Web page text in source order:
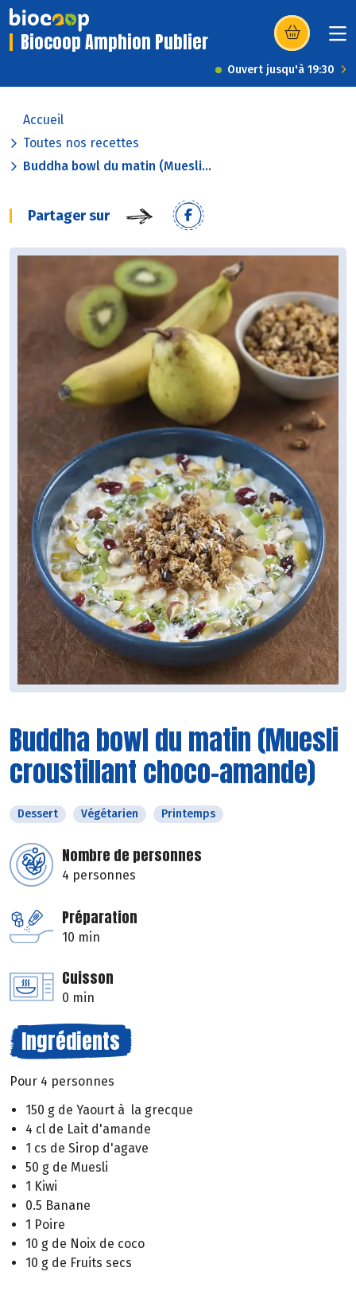
Biocoop Amphion Publier (s’ouvre dans
Ouvert jusqu'à 19:30
Accueil
Toutes nos recettes
Buddha bowl du matin (Muesli...
Partager sur
Buddha bowl du matin (Muesli
croustillant choco-amande)
Dessert Végétarien Printemps
Nombre de personnes
4 personnes
Préparation
10 min
Cuisson
0 min
Ingrédients
Pour 4 personnes
150 g de Yaourt à la grecque
4 cl de Lait d'amande
1 cs de Sirop d'agave
50 g de Muesli
1 Kiwi
0.5 Banane
1 Poire
10 g de Noix de coco
10 g de Fruits secs